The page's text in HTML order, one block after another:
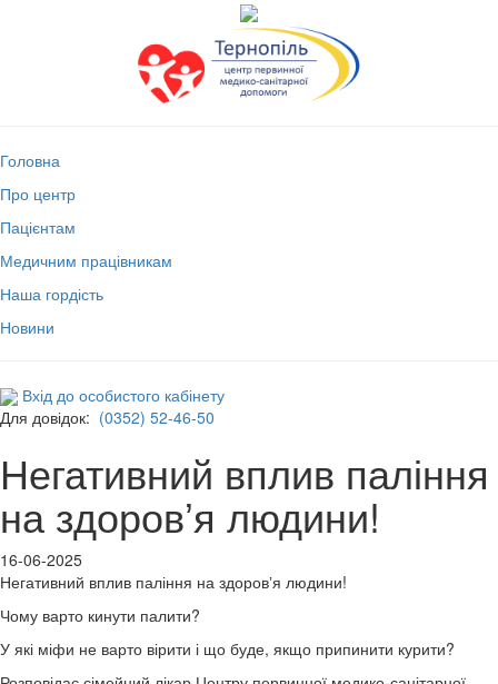
Головна
Про центр
Пацієнтам
Медичним працівникам
Наша гордість
Новини
Вхід до особистого кабінету
Для довідок: (0352) 52-46-50
Негативний вплив паління
на здоровʼя людини!
16-06-2025
Негативний вплив паління на здоровʼя людини!
Чому варто кинути палити?
У які міфи не варто вірити і що буде, якщо припинити курити?